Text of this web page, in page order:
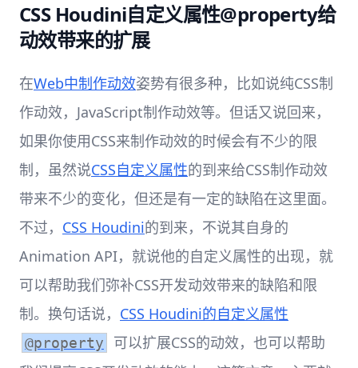
CSS Houdini自定义属性@property给
动效带来的扩展
在Web中制作动效姿势有很多种，比如说纯CSS制
作动效，JavaScript制作动效等。但话又说回来，
如果你使用CSS来制作动效的时候会有不少的限
制，虽然说CSS自定义属性的到来给CSS制作动效
带来不少的变化，但还是有一定的缺陷在这里面。
不过， CSS Houdini的到来，不说其自身的
Animation API，就说他的自定义属性的出现，就
可以帮助我们弥补CSS开发动效带来的缺陷和限
制。换句话说， CSS Houdini的自定义属性
@property
可以扩展CSS的动效，也可以帮助